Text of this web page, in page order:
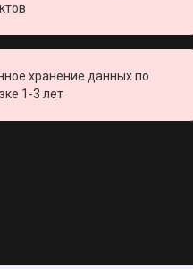
хранение данных по
1-3 лет